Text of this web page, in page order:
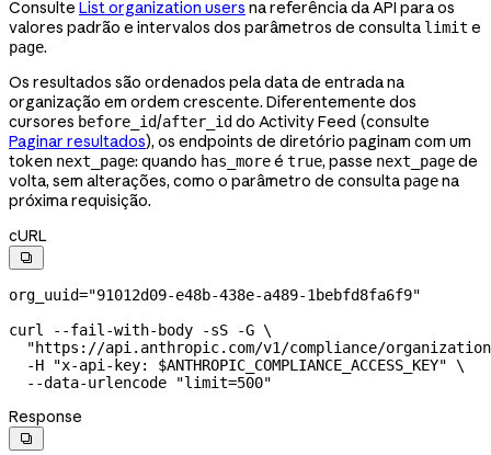
Consulte List organization users na referência da API para os
valores padrão e intervalos dos parâmetros de consulta limit e
page.
Os resultados são ordenados pela data de entrada na
organização em ordem crescente. Diferentemente dos
cursores before_id/after_iddo Activity Feed (consulte
Paginar resultados), os endpoints de diretório paginam com um
token next_page: quando has_moreé true, passe next_pagede
volta, sem alterações, como o parâmetro de consulta pagena
próxima requisição.
cURL

org_uuid="91012d09-e48b-438e-a489-1bebfd8fa6f9"
curl
--fail-with-body -sS -G \
"https://api.anthropic.com/v1/compliance/
  -H
"x-api-key: $ANTHROPIC_COMPLIANCE_ACCESS_KEY" \
  --data-urlencode
"limit=500"
Response
